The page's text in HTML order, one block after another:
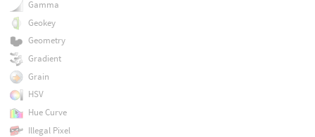
Gamma
Geokey
Geometry
Gradient
Grain
HSV
Hue Curve
Illegal Pixel